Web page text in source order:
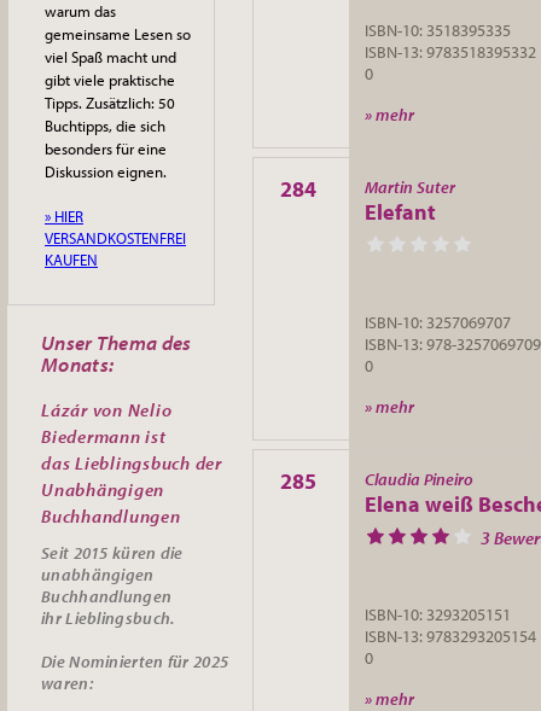
ISBN-10: 3518395335
ISBN-13: 9783518395332
0
» mehr
284 Martin Suter
Elefant
ISBN-10: 3257069707
ISBN-13: 978-3257069709
0
» mehr
285 Claudia Pineiro
Elena weiß
3
ISBN-10: 3293205151
ISBN-13: 9783293205154
0
» mehr
warum das
gemeinsame Lesen so
viel Spaß macht und
gibt viele praktische
Tipps. Zusätzlich: 50
Buchtipps, die sich
besonders für eine
Diskussion eignen.
» HIER
VERSANDKOSTENFREI
KAUFEN
Unser Thema des
Monats:
Lázár von Nelio
Biedermann ist
das Lieblingsbuch der
Unabhängigen
Buchhandlungen
Seit 2015 küren die
unabhängigen
Buchhandlungen
ihrLieblingsbuch.
Die Nominierten für 2025
waren: